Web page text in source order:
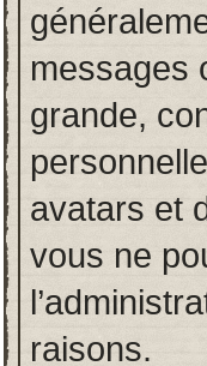
messages
grande,
avatars et
vous ne
raisons.